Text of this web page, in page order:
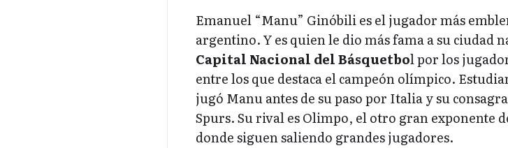
Emanuel “Manu” Ginóbili es el jugador más
argentino. Y es quien le dio más fama a su ciudad
Capital Nacional del Básquetbol por los
entre los que destaca el campeón olímpico.
jugó Manu antes de su paso por Italia y su
Spurs. Su rival es Olimpo, el otro gran exponente
donde siguen saliendo grandes jugadores.